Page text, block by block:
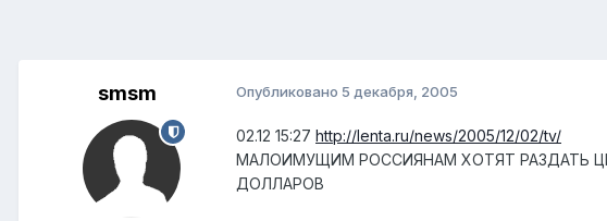
smsm Опубликовано 5 декабря, 2005
02.12 15:27 http://lenta.ru/news/2005/12/02/tv/
МАЛОИМУЩИМ РОССИЯНАМ ХОТЯТ РАЗДАТЬ
ДОЛЛАРОВ